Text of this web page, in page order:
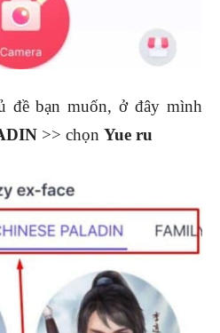
đề bạn muốn, ở đây mình
>> chọn Yue ru